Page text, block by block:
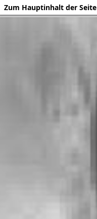
Zum Hauptinhalt der Seite